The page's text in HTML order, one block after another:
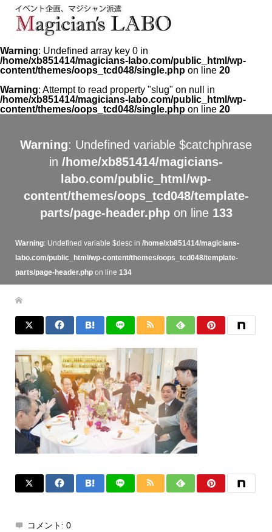
Warning: Undefined array key 0 in
/home/xb851414/magicians-labo.com/public_html/wp-
content/themes/oops_tcd048/single.php on line 20
Warning: Attempt to read property "slug" on null in
/home/xb851414/magicians-labo.com/public_html/wp-
content/themes/oops_tcd048/single.php on line 20
Warning: Undefined variable $catchphrase
in /home/xb851414/magicians-
labo.com/public_html/wp-
content/themes/oops_tcd048/template-
parts/page-header.phpon line 133
Warning: Undefined variable $desc in /home/xb851414/magicians-
labo.com/public_html/wp-content/themes/oops_tcd048/template-
parts/page-header.phpon line 134
コメント: 0